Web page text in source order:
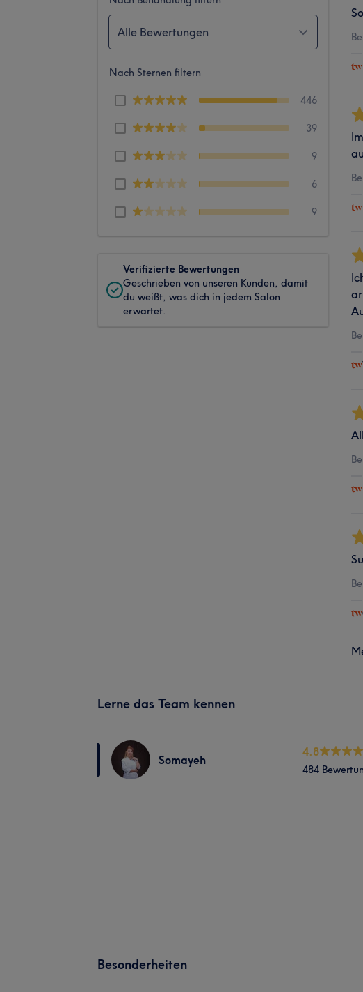
Alle Bewertungen
Nach Sternen filtern
446
39
9
6
9
Verifizierte Bewertungen
Geschrieben von unseren Kunden, damit
du weißt, was dich in jedem Salon
erwartet.
Lerne das Team kennen
Somayeh
4.8
484
Besonderheiten